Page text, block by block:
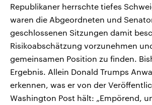
Republikaner herrschte tiefes
waren die Abgeordneten und
geschlossenen Sitzungen damit
Risikoabschätzung vorzunehmen
gemeinsamen Position zu finden.
Ergebnis. Allein Donald Trumps
erkennen, was er von der
Washington Post hält: „Empörend,